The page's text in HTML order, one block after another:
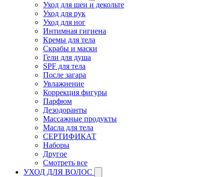
Уход для шеи и декольте
Уход для рук
Уход для ног
Интимная гигиена
Кремы для тела
Скрабы и маски
Гели для душа
SPF для тела
После загара
Увлажнение
Коррекция фигуры
Парфюм
Дезодоранты
Массажные продукты
Масла для тела
СЕРТИФИКАТ
Наборы
Другое
Смотреть все
УХОД ДЛЯ ВОЛОС